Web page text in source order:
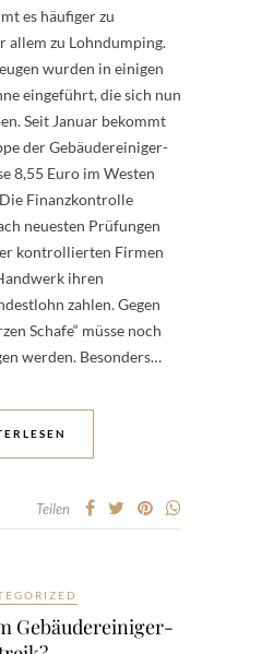
es häufiger zu
allem zu Lohndumping.
wurden in einigen
eingeführt, die sich nun
Seit Januar bekommt
der Gebäudereiniger-
8,55 Euro im Westen
Finanzkontrolle
neuesten Prüfungen
kontrollierten Firmen
ihren
zahlen. Gegen
Schafe“ müsse noch
werden. Besonders…
Teilen
Gebäudereiniger-